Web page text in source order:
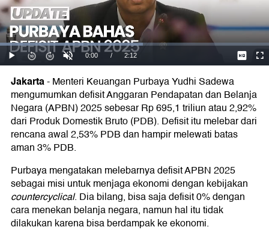
Jakarta-Menteri Keuangan Purbaya Yudhi Sadewa
mengumumkan defisit Anggaran Pendapatan dan Belanja
Negara (APBN) 2025 sebesar Rp 695,1 triliun atau 2,92%
dari Produk Domestik Bruto (PDB). Defisit itu melebar dari
rencana awal 2,53% PDB dan hampir melewati batas
aman 3% PDB.
Purbaya mengatakan melebarnya defisit APBN 2025
sebagai misi untuk menjaga ekonomi dengan kebijakan
countercyclical. Dia bilang, bisa saja defisit 0% dengan
cara menekan belanja negara, namun hal itu tidak
dilakukan karena bisa berdampak ke ekonomi.